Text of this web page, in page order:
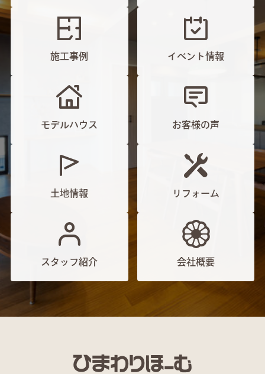
施工事例 イベント情報
モデルハウス お客様の声
土地情報 リフォーム
スタッフ紹介 会社概要